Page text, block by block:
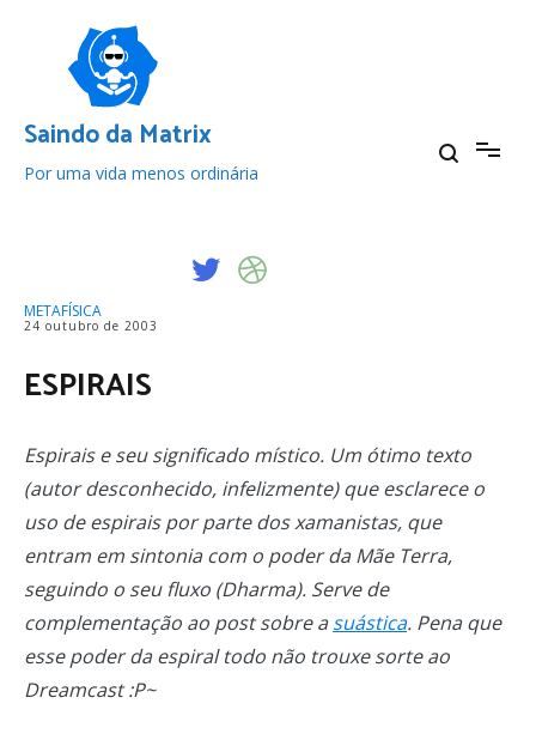
conteúdo
Saindo da Matrix
Por uma vida menos ordinária
METAFÍSICA
24 outubro de 2003
ESPIRAIS
Espirais e seu significado místico. Um ótimo texto
(autor desconhecido, infelizmente) que esclarece o
uso de espirais por parte dos xamanistas, que
entram em sintonia com o poder da Mãe Terra,
seguindo o seu fluxo (Dharma). Serve de
complementação ao post sobre a suástica. Pena que
esse poder da espiral todo não trouxe sorte ao
Dreamcast :P~